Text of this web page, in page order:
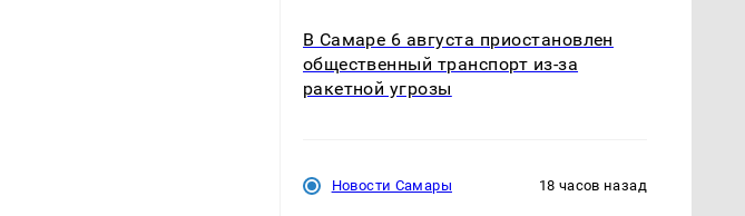
В Самаре 6 августа приостановлен
общественный транспорт из-за
ракетной угрозы
Новости Самары 18 часов назад